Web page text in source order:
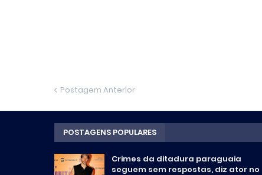
Postagem Anterior
POSTAGENS POPULARES
Crimes da ditadura paraguaia
seguem sem respostas, diz ator no